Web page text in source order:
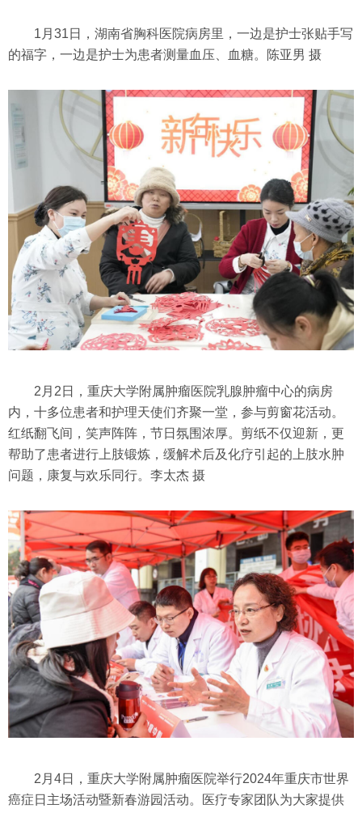
1月31日，湖南省胸科医院病房里，一边是护士张贴手写
的福字，一边是护士为患者测量血压、血糖。陈亚男 摄
2月2日，重庆大学附属肿瘤医院乳腺肿瘤中心的病房
内，十多位患者和护理天使们齐聚一堂，参与剪窗花活动。
红纸翻飞间，笑声阵阵，节日氛围浓厚。剪纸不仅迎新，更
帮助了患者进行上肢锻炼，缓解术后及化疗引起的上肢水肿
问题，康复与欢乐同行。李太杰 摄
2月4日，重庆大学附属肿瘤医院举行2024年重庆市世界
癌症日主场活动暨新春游园活动。医疗专家团队为大家提供